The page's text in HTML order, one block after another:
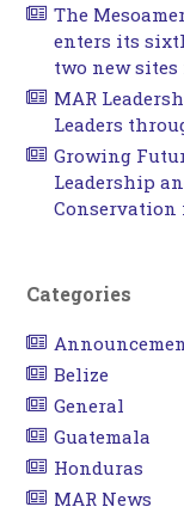
The
enters its
two new
MAR
Leaders
Growing
Leadership
Categories
Belize
General
Guatemala
Honduras
MAR News